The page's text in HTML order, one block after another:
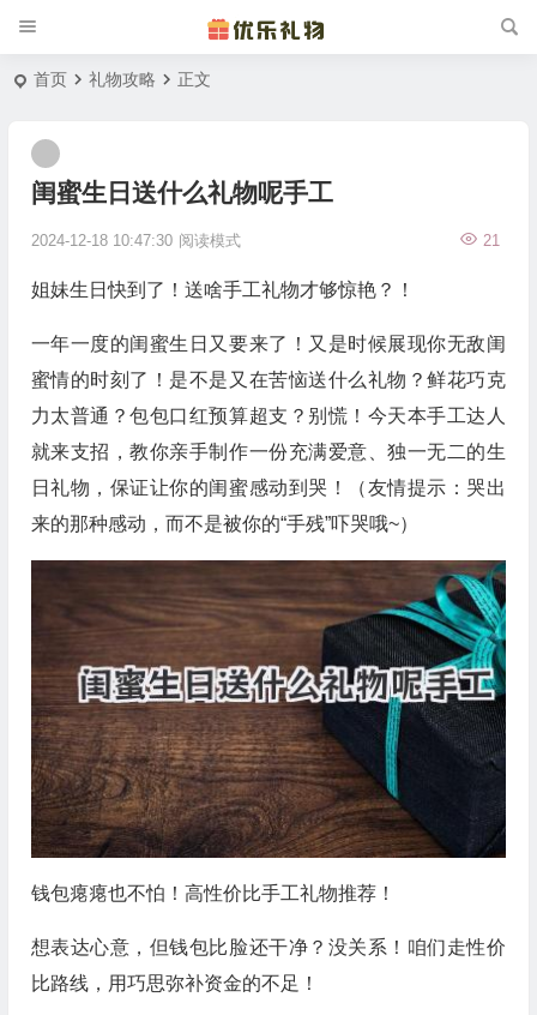
首页 礼物攻略 正文
闺蜜生日送什么礼物呢手工
2024-12-18 10:47:30 21
阅读模式
姐妹生日快到了！送啥手工礼物才够惊艳？！
一年一度的闺蜜生日又要来了！又是时候展现你无敌闺
蜜情的时刻了！是不是又在苦恼送什么礼物？鲜花巧克
力太普通？包包口红预算超支？别慌！今天本手工达人
就来支招，教你亲手制作一份充满爱意、独一无二的生
日礼物，保证让你的闺蜜感动到哭！（友情提示：哭出
来的那种感动，而不是被你的“手残”吓哭哦~）
钱包瘪瘪也不怕！高性价比手工礼物推荐！
想表达心意，但钱包比脸还干净？没关系！咱们走性价
比路线，用巧思弥补资金的不足！